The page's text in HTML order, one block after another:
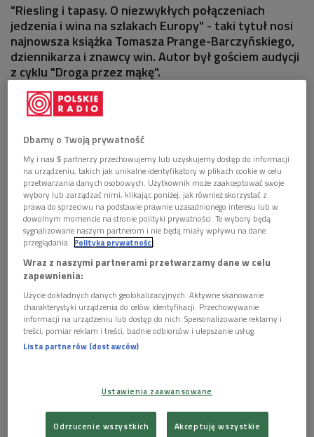
"Riesling i tapasy. O niezwykłych połączeniach
jedzenia i wina na szlakach Europy" - taki tytuł nosi
najnowsza książka Tomasza Prange-Barczyńskiego,
dziennikarza i znawcy win. Autor był gościem audycji
z cyklu "Droga przez mąkę".
Tomasz Prange-Barczyński
Tradycyjne kraje winiarskie - takie jak Włochy czy Francja - ale
też Grecja, Niemcy czy Bałkany. Silvanery ze szparagami,
weneckie cicchetti popijane prosecco, pieczona ośmiornica z
pét-natami w małej winiarskiej piwniczce na Morawach.
tawernach, a niekiedy prostych barach.
Dbamy o Twoją prywatność
My i nasi5 partnerzy przechowujemy lub uzyskujemy dostęp do informacji
na urządzeniu, takich jak unikalne identyfikatory w plikach cookie w celu
przetwarzania danych osobowych. Użytkownik może zaakceptować swoje
wybory lub zarządzać nimi, klikając poniżej, jak również skorzystać z
prawa do sprzeciwu na podstawie prawnie uzasadnionego interesu lub w
dowolnym momencie na stronie polityki prywatności. Te wybory będą
sygnalizowane naszym partnerom i nie będą miały wpływu na dane
przeglądania. Polityka prywatności
Wraz z naszymi partnerami przetwarzamy dane w celu
zapewnienia:
Użycie dokładnych danych geolokalizacyjnych. Aktywne skanowanie
charakterystyki urządzenia do celów identyfikacji. Przechowywanie
informacji na urządzeniu lub dostęp do nich. Spersonalizowane reklamy i
treści, pomiar reklam i treści, badnie odbiorców i ulepszanie usług.
Lista partnerów (dostawców)
Ustawienia zaawansowane
Odrzucenie wszystkich Akceptuję wszystkie